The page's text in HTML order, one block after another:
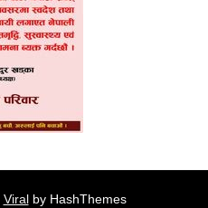
Viralby HashThemes